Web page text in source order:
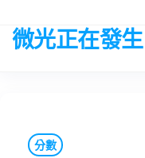
微光正在發生
分數